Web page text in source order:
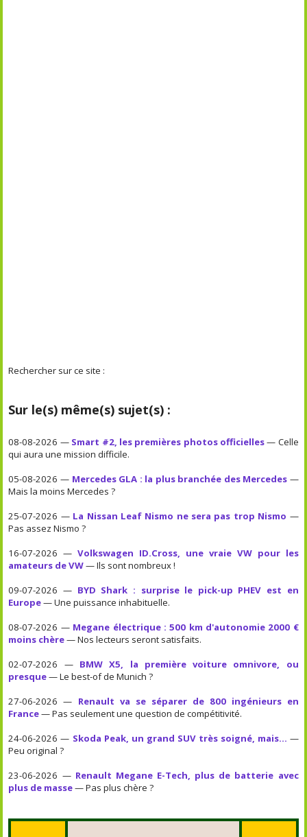
Rechercher sur ce site :
Sur le(s) même(s) sujet(s) :
08-08-2026 — Smart #2, les premières photos officielles— Celle
qui aura une mission difficile.
05-08-2026 — Mercedes GLA : la plus branchée des Mercedes —
Mais la moins Mercedes ?
25-07-2026 — La Nissan Leaf Nismo ne sera pas trop Nismo —
Pas assez Nismo ?
16-07-2026 —Volkswagen ID.Cross, une vraie VW pour les
amateurs de VW— Ils sont nombreux !
09-07-2026 — BYD Shark : surprise le pick-up PHEV est en
Europe— Une puissance inhabituelle.
08-07-2026 — Megane électrique : 500 km d'autonomie 2000 €
moins chère— Nos lecteurs seront satisfaits.
02-07-2026 — BMW X5, la première voiture omnivore, ou
presque— Le best-of de Munich ?
27-06-2026 — Renault va se séparer de 800 ingénieurs en
France— Pas seulement une question de compétitivité.
24-06-2026 — Skoda Peak, un grand SUV très soigné, mais... —
Peu original ?
23-06-2026 — Renault Megane E-Tech, plus de batterie avec
plus de masse— Pas plus chère ?